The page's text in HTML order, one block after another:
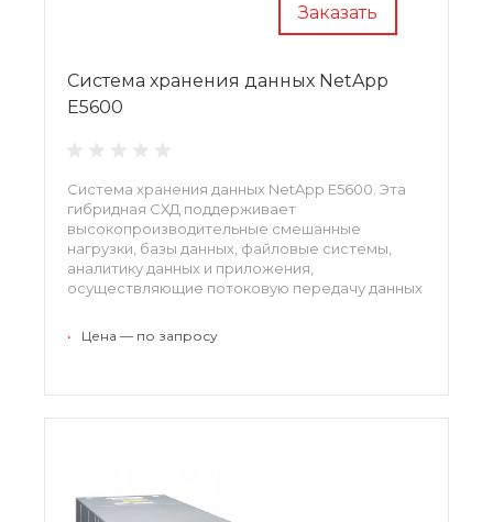
Заказать
Система хранения данных NetApp
E5600
Система хранения данных NetApp E5600. Эта
гибридная СХД поддерживает
высокопроизводительные смешанные
нагрузки, базы данных, файловые системы,
аналитику данных и приложения,
осуществляющие потоковую передачу данных
все с одинаковой легкостью.
• Цена — по запросу